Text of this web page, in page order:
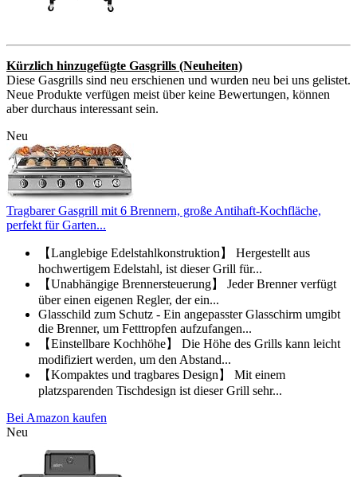
Kürzlich hinzugefügte Gasgrills (Neuheiten)
Diese Gasgrills sind neu erschienen und wurden neu bei uns gelistet.
Neue Produkte verfügen meist über keine Bewertungen, können
aber durchaus interessant sein.
Neu
Tragbarer Gasgrill mit 6 Brennern, große Antihaft-Kochfläche,
perfekt für Garten...
【Langlebige Edelstahlkonstruktion】 Hergestellt aus
hochwertigem Edelstahl, ist dieser Grill für...
【Unabhängige Brennersteuerung】 Jeder Brenner verfügt
über einen eigenen Regler, der ein...
Glasschild zum Schutz - Ein angepasster Glasschirm umgibt
die Brenner, um Fetttropfen aufzufangen...
【Einstellbare Kochhöhe】 Die Höhe des Grills kann leicht
modifiziert werden, um den Abstand...
【Kompaktes und tragbares Design】 Mit einem
platzsparenden Tischdesign ist dieser Grill sehr...
Bei Amazon kaufen
Neu